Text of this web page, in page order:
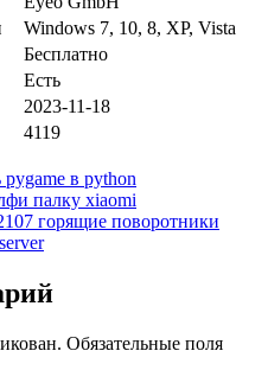
Windows 7, 10, 8, XP, Vista
Бесплатно
Есть
2023-11-18
4119
в python
палку xiaomi
горящие поворотники
Обязательные поля